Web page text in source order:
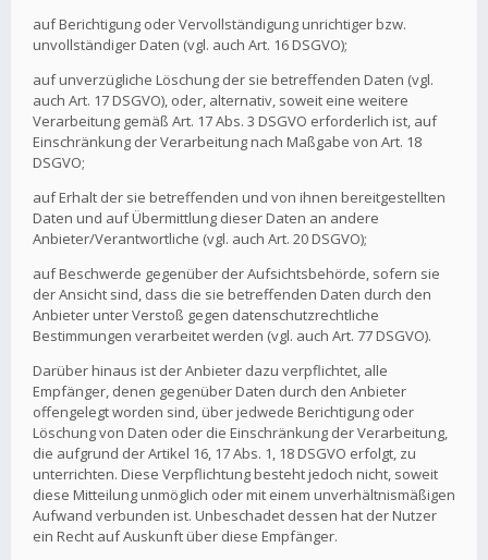
auf Berichtigung oder Vervollständigung unrichtiger bzw.
unvollständiger Daten (vgl. auch Art. 16 DSGVO);
auf unverzügliche Löschung der sie betreffenden Daten (vgl.
auch Art. 17 DSGVO), oder, alternativ, soweit eine weitere
Verarbeitung gemäß Art. 17 Abs. 3 DSGVO erforderlich ist, auf
Einschränkung der Verarbeitung nach Maßgabe von Art. 18
DSGVO;
auf Erhalt der sie betreffenden und von ihnen bereitgestellten
Daten und auf Übermittlung dieser Daten an andere
Anbieter/Verantwortliche (vgl. auch Art. 20 DSGVO);
auf Beschwerde gegenüber der Aufsichtsbehörde, sofern sie
der Ansicht sind, dass die sie betreffenden Daten durch den
Anbieter unter Verstoß gegen datenschutzrechtliche
Bestimmungen verarbeitet werden (vgl. auch Art. 77 DSGVO).
Darüber hinaus ist der Anbieter dazu verpflichtet, alle
Empfänger, denen gegenüber Daten durch den Anbieter
offengelegt worden sind, über jedwede Berichtigung oder
Löschung von Daten oder die Einschränkung der Verarbeitung,
die aufgrund der Artikel 16, 17 Abs. 1, 18 DSGVO erfolgt, zu
unterrichten. Diese Verpflichtung besteht jedoch nicht, soweit
diese Mitteilung unmöglich oder mit einem unverhältnismäßigen
Aufwand verbunden ist. Unbeschadet dessen hat der Nutzer
ein Recht auf Auskunft über diese Empfänger.